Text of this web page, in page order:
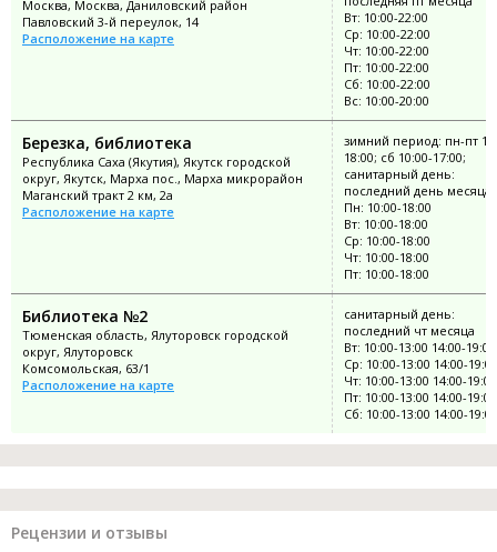
Москва, Москва, Даниловский район
Павловский 3-й переулок, 14
Расположение на карте
Вт: 10:00-22:00
Ср: 10:00-22:00
Чт: 10:00-22:00
Пт: 10:00-22:00
Сб: 10:00-22:00
Вс: 10:00-20:00
Березка, библиотека
Республика Саха (Якутия), Якутск городской
округ, Якутск, Марха пос., Марха микрорайон
Маганский тракт 2 км, 2а
Расположение на карте
зимний период: пн-пт
18:00; сб 10:00-17:00;
санитарный день:
последний день месяца
Пн: 10:00-18:00
Вт: 10:00-18:00
Ср: 10:00-18:00
Чт: 10:00-18:00
Пт: 10:00-18:00
Библиотека №2
Тюменская область, Ялуторовск городской
округ, Ялуторовск
Комсомольская, 63/1
Расположение на карте
санитарный день:
последний чт месяца
Вт: 10:00-13:00 14:00-19:00
Ср: 10:00-13:00 14:00-19:00
Чт: 10:00-13:00 14:00-19:00
Пт: 10:00-13:00 14:00-19:00
Сб: 10:00-13:00 14:00-19:00
Рецензии и отзывы